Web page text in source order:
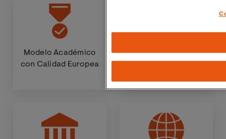
Modelo Académico
con Calidad Europea
Metodología Flexible